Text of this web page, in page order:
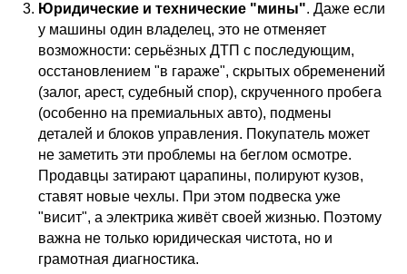
Юридические и технические "мины". Даже если
у машины один владелец, это не отменяет
возможности: серьёзных ДТП с последующим,
осстановлением "в гараже", скрытых обременений
(залог, арест, судебный спор), скрученного пробега
(особенно на премиальных авто), подмены
деталей и блоков управления. Покупатель может
не заметить эти проблемы на беглом осмотре.
Продавцы затирают царапины, полируют кузов,
ставят новые чехлы. При этом подвеска уже
"висит", а электрика живёт своей жизнью. Поэтому
важна не только юридическая чистота, но и
грамотная диагностика.